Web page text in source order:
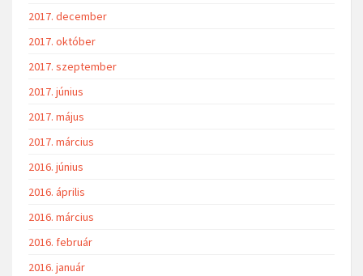
2017. december
2017. október
2017. szeptember
2017. június
2017. május
2017. március
2016. június
2016. április
2016. március
2016. február
2016. január